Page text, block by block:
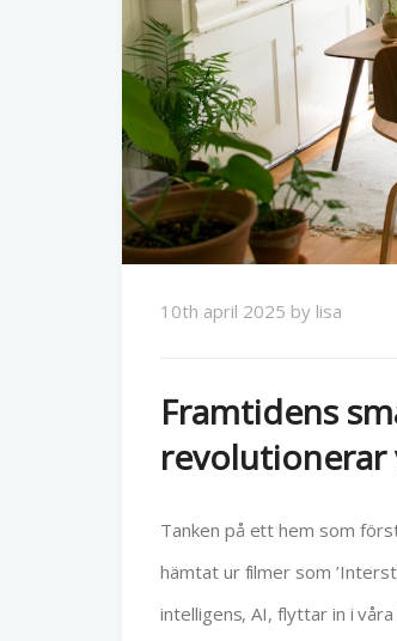
10th april 2025 by lisa
Framtidens
revolutionerar
Tanken på ett hem som
hämtat ur filmer som
intelligens, AI, flyttar in i